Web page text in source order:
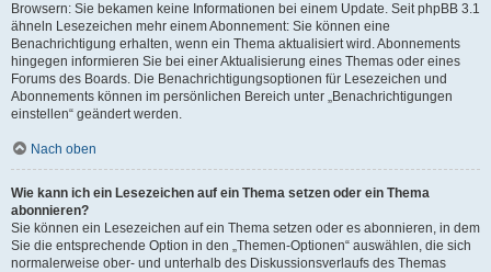
Browsern: Sie bekamen keine Informationen bei einem Update. Seit phpBB 3.1
ähneln Lesezeichen mehr einem Abonnement: Sie können eine
Benachrichtigung erhalten, wenn ein Thema aktualisiert wird. Abonnements
hingegen informieren Sie bei einer Aktualisierung eines Themas oder eines
Forums des Boards. Die Benachrichtigungsoptionen für Lesezeichen und
Abonnements können im persönlichen Bereich unter „Benachrichtigungen
einstellen“ geändert werden.
Nach oben
Wie kann ich ein Lesezeichen auf ein Thema setzen oder ein Thema
abonnieren?
Sie können ein Lesezeichen auf ein Thema setzen oder es abonnieren, in dem
Sie die entsprechende Option in den „Themen-Optionen“ auswählen, die sich
normalerweise ober- und unterhalb des Diskussionsverlaufs des Themas